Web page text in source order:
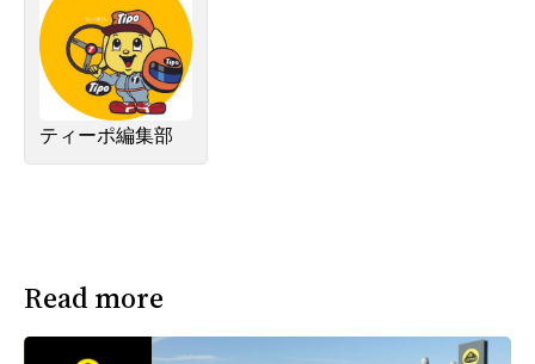
ティーポ編集部
Read more